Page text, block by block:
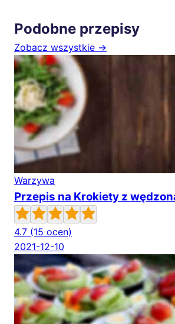
Podobne przepisy
Zobacz wszystkie →
Warzywa
Przepis na Krokiety z
4.7 (15 ocen)
2021-12-10